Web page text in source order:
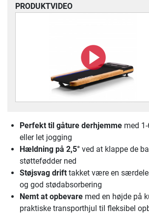
PRODUKTVIDEO
Perfekt til gåture derhjemme med
eller let jogging
Hældning på 2,5° ved at klappe de
støttefødder ned
Støjsvag drift takket være en
og god stødabsorbering
Nemt at opbevare med en højde på
praktiske transporthjul til fleksibel